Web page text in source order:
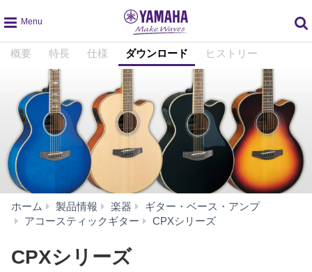
global
navigation
概要 特長 仕様 ダウンロード ヒストリー
ホーム 製品情報 楽器
ギター・ベース・アンプ
アコースティックギター
CPXシリーズ
CPXシリーズ